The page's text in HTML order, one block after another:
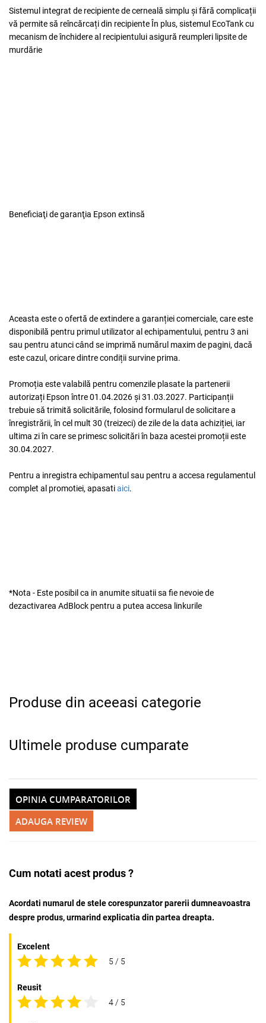
Sistemul integrat de recipiente de cerneală simplu și fără complicații
vă permite să reîncărcați din recipiente În plus, sistemul EcoTank cu
mecanism de închidere al recipientului asigură reumpleri lipsite de
murdărie
Beneficiaţi degaranţia Epson extinsă
Aceasta este o ofertă de extindere a garanției comerciale, care este
disponibilă pentru primul utilizator al echipamentului, pentru 3 ani
sau pentru atunci când se imprimă numărul maxim de pagini, dacă
este cazul, oricare dintre condiții survine prima.
Promoția este valabilă pentru comenzile plasate la partenerii
autorizați Epson între01.04.2026și31.03.2027. Participanții
trebuie să trimită solicitările, folosind formularul de solicitare a
înregistrării, în cel mult 30 (treizeci) de zile de la data achiziției, iar
ultima zi în care se primesc solicitări în baza acestei promoții este
30.04.2027.
Pentru a inregistra echipamentul sau pentru a accesa regulamentul
complet al promotiei, apasatiaici.
*Nota - Este posibil ca in anumite situatii sa fie nevoie de
dezactivarea AdBlock pentru a putea accesa linkurile
Produse din aceeasi categorie
Ultimele produse cumparate
ADAUGA REVIEW
OPINIA CUMPARATORILOR
Cum notati acest produs ?
Acordati numarul de stele corespunzator parerii dumneavoastra
despre produs, urmarind explicatia din partea dreapta.
Excelent
5 / 5
Reusit
4 / 5